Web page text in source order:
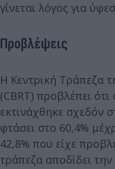
γίνεται λόγος για
Προβλέψεις
Η Κεντρική Τράπεζα
(CBRT) προβλέπει
εκτινάχθηκε σχεδόν
φτάσει στο 60,4%
42,8% που είχε
τράπεζα αποδίδει